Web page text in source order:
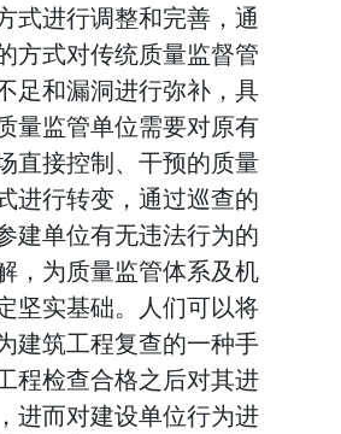
式进行调整和完善，通
方式对传统质量监督管
足和漏洞进行弥补，具
量监管单位需要对原有
直接控制、干预的质量
进行转变，通过巡查的
建单位有无违法行为的
，为质量监管体系及机
坚实基础。人们可以将
建筑工程复查的一种手
程检查合格之后对其进
进而对建设单位行为进